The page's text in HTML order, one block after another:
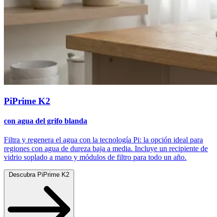
PiPrime K2
con agua del grifo blanda
Filtra y regenera el agua con la tecnología Pi: la opción ideal para
regiones con agua de dureza baja a media. Incluye un recipiente de
vidrio soplado a mano y módulos de filtro para todo un año.
Descubra PiPrime K2